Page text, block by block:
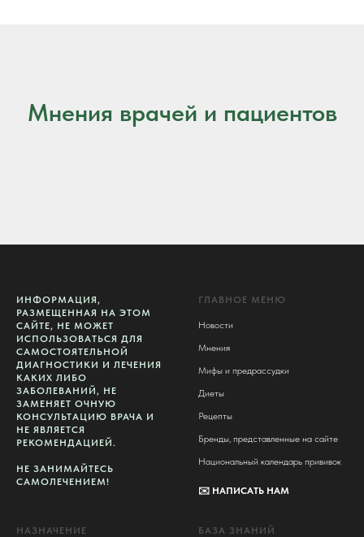
Мнения врачей и пациентов
ИНФОРМАЦИЯ,
РАЗМЕЩЕННАЯ НА ЭТОМ
САЙТЕ, НЕ МОЖЕТ
ИСПОЛЬЗОВАТЬСЯ ДЛЯ
САМОСТОЯТЕЛЬНОЙ
ДИАГНОСТИКИ И ЛЕЧЕНИЯ
КАКИХ ЛИБО
ЗАБОЛЕВАНИЙ, НЕ
ЗАМЕНЯЕТ ОЧНУЮ
КОНСУЛЬТАЦИЮ ВРАЧА И
НЕ ЯВЛЯЕТСЯ
РЕКОМЕНДАЦИЕЙ.
НЕ ЗАНИМАЙТЕСЬ
САМОЛЕЧЕНИЕМ!
ГЛАВНОЕ МЕНЮ
Новости
Мнения
Мифы и предрассудки
Диеты
Рецепты
Бренды, представленные на сайте
Национальный календарь прививок
✉️ НАПИСАТЬ НАМ
НАЗНАЧЕНИЕ БАЗА ЗНАНИЙ